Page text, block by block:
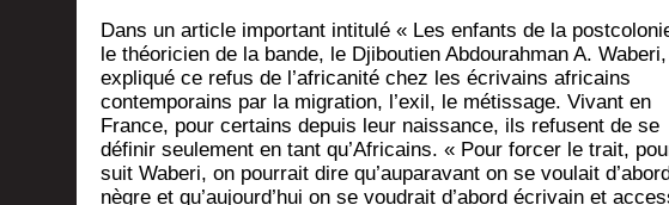
Dans un article impor­tant inti­tu­lé « Les enfants de la
le théo­ri­cien de la bande, le Dji­bou­tien Abdou­rah­man A.
expli­qué ce refus de l’africanité chez les écri­vains afri­cains
contem­po­rains par la migra­tion, l’exil, le métis­sage. Vivant en
France, pour cer­tains depuis leur nais­sance, ils refusent de se
défi­nir seule­ment en tant qu’Africains. « Pour for­cer le trait,
suit Wabe­ri, on pour­rait dire qu’auparavant on se vou­lait d’abord
nègre et qu’aujourd’hui on se vou­drait d’abord écri­vain et